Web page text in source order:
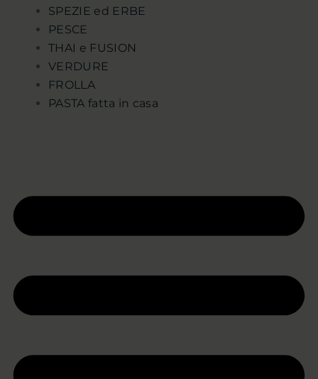
SPEZIE ed ERBE
PESCE
THAI e FUSION
VERDURE
FROLLA
PASTA fatta in casa